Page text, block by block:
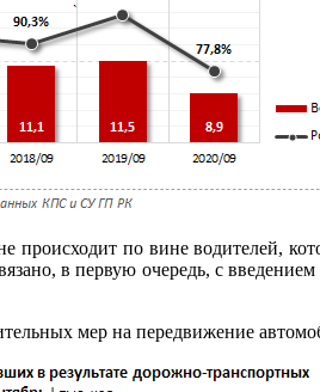
происходит по вине водителей,
в первую очередь, с
мер на передвижение